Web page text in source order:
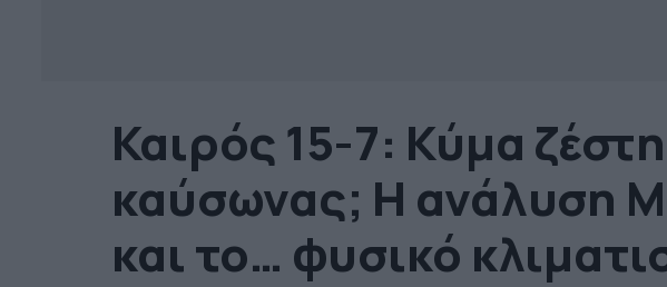
Καιρός 15-7: Κύμα
καύσωνας; Η ανάλυση
και το… φυσικό